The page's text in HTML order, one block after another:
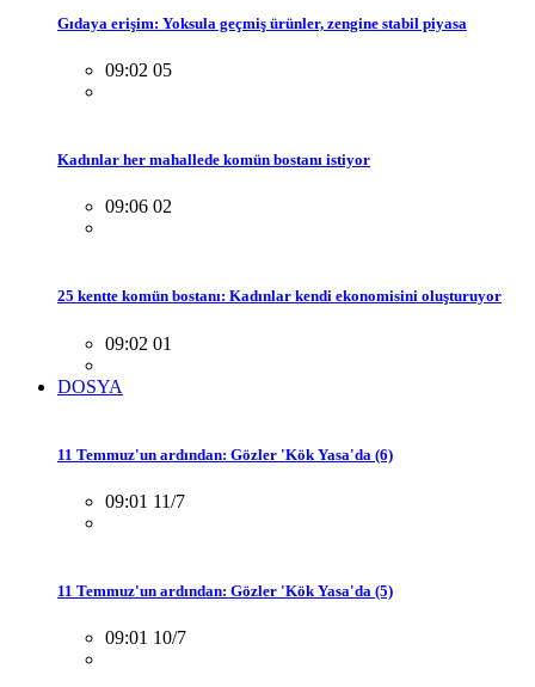
Gıdaya erişim: Yoksula geçmiş ürünler, zengine stabil piyasa
09:02 05
Kadınlar her mahallede komün bostanı istiyor
09:06 02
25 kentte komün bostanı: Kadınlar kendi ekonomisini oluşturuyor
09:02 01
DOSYA
11 Temmuz'un ardından: Gözler 'Kök Yasa'da (6)
09:01 11/7
11 Temmuz'un ardından: Gözler 'Kök Yasa'da (5)
09:01 10/7